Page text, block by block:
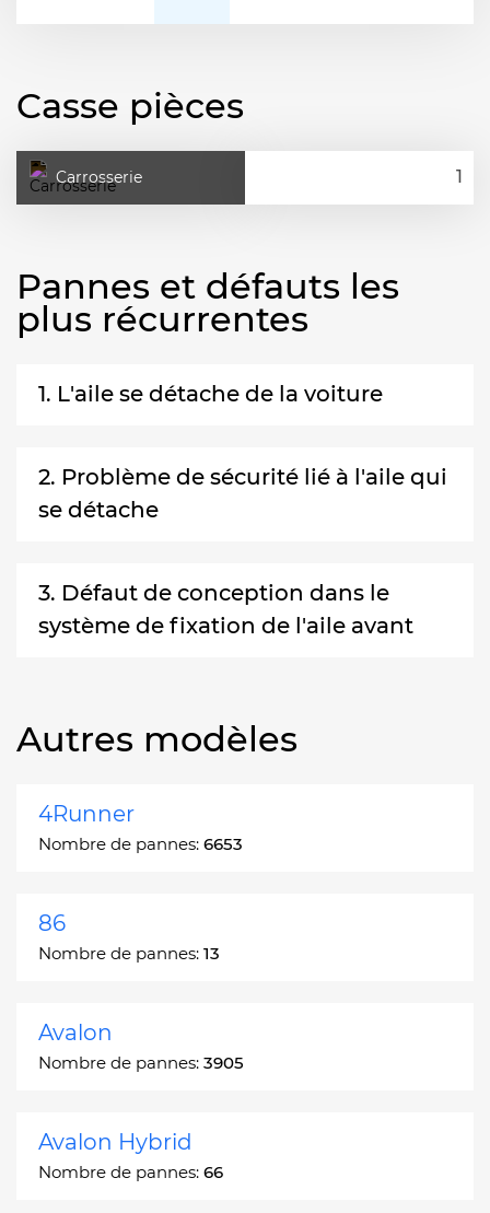
Casse pièces
Carrosserie
Pannes et défauts les
plus récurrentes
1. L'aile se détache de la voiture
2. Problème de sécurité lié à l'aile qui
se détache
3. Défaut de conception dans le
système de fixation de l'aile avant
Autres modèles
4Runner
Nombre de pannes: 6653
86
Nombre de pannes: 13
Avalon
Nombre de pannes: 3905
Avalon Hybrid
Nombre de pannes: 66